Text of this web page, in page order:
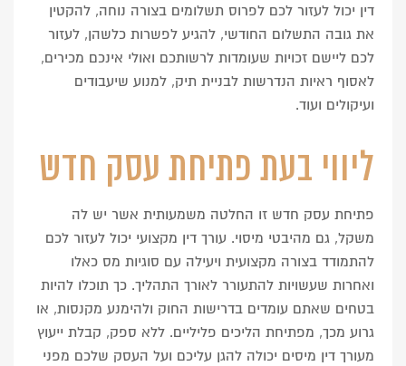
דין יכול לעזור לכם לפרוס תשלומים בצורה נוחה, להקטין
את גובה התשלום החודשי, להגיע לפשרות כלשהן, לעזור
לכם ליישם זכויות שעומדות לרשותכם ואולי אינכם מכירים,
לאסוף ראיות הנדרשות לבניית תיק, למנוע שיעבודים
ועיקולים ועוד.
ליווי בעת פתיחת עסק חדש
פתיחת עסק חדש זו החלטה משמעותית אשר יש לה
משקל, גם מהיבטי מיסוי. עורך דין מקצועי יכול לעזור לכם
להתמודד בצורה מקצועית ויעילה עם סוגיות מס כאלו
ואחרות שעשויות להתעורר לאורך התהליך. כך תוכלו להיות
בטחים שאתם עומדים בדרישות החוק ולהימנע מקנסות, או
גרוע מכך, מפתיחת הליכים פליליים. ללא ספק, קבלת ייעוץ
מעורך דין מיסים יכולה להגן עליכם ועל העסק שלכם מפני